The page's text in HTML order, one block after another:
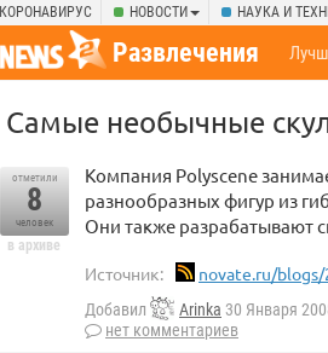
КОРОНАВИРУС НОВОСТИ НАУКА И
Развлечения
Самые необычные
отметили
8
человек
в архиве
Компания Polyscene
разнообразных фигур из
Они также разрабатывают
Источник: novate.ru/
Добавил Arinka 30 Января
нет комментариев